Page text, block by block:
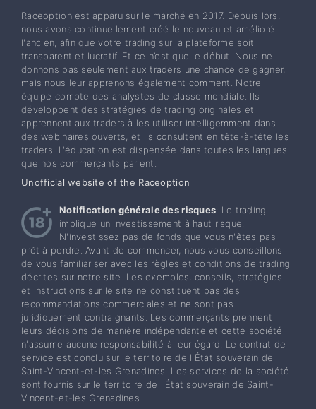
Raceoption est apparu sur le marché en 2017. Depuis lors,
nous avons continuellement créé le nouveau et amélioré
l'ancien, afin que votre trading sur la plateforme soit
transparent et lucratif. Et ce n’est que le début. Nous ne
donnons pas seulement aux traders une chance de gagner,
mais nous leur apprenons également comment. Notre
équipe compte des analystes de classe mondiale. Ils
développent des stratégies de trading originales et
apprennent aux traders à les utiliser intelligemment dans
des webinaires ouverts, et ils consultent en tête-à-tête les
traders. L'éducation est dispensée dans toutes les langues
que nos commerçants parlent.
Unofficial website of the Raceoption
Notification générale des risques: Le trading
implique un investissement à haut risque.
N'investissez pas de fonds que vous n'êtes pas
prêt à perdre. Avant de commencer, nous vous conseillons
de vous familiariser avec les règles et conditions de trading
décrites sur notre site. Les exemples, conseils, stratégies
et instructions sur le site ne constituent pas des
recommandations commerciales et ne sont pas
juridiquement contraignants. Les commerçants prennent
leurs décisions de manière indépendante et cette société
n'assume aucune responsabilité à leur égard. Le contrat de
service est conclu sur le territoire de l'État souverain de
Saint-Vincent-et-les Grenadines. Les services de la société
sont fournis sur le territoire de l'État souverain de Saint-
Vincent-et-les Grenadines.